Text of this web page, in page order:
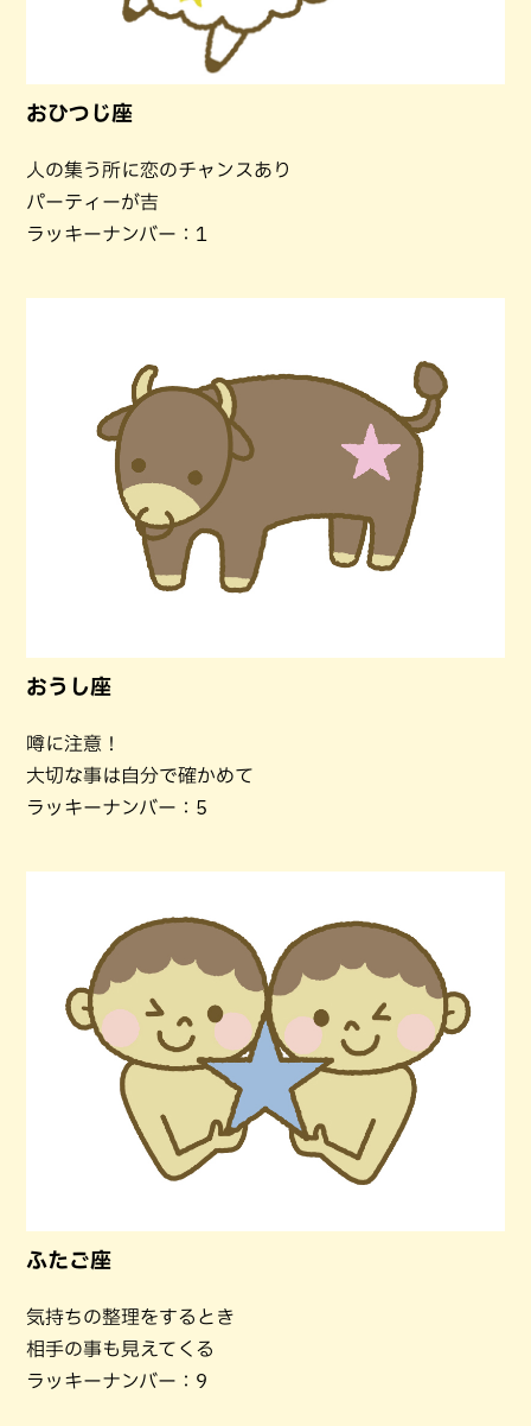
おひつじ座
人の集う所に恋のチャンスあり
パーティーが吉
ラッキーナンバー：1
おうし座
噂に注意！
大切な事は自分で確かめて
ラッキーナンバー：5
ふたご座
気持ちの整理をするとき
相手の事も見えてくる
ラッキーナンバー：9